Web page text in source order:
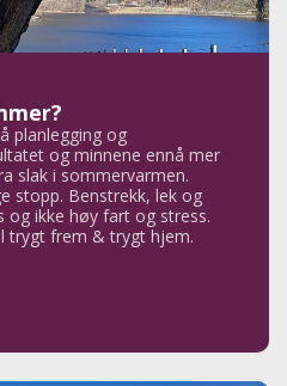
planlegging og
og minnene ennå mer
slak i sommervarmen.
stopp. Benstrekk, lek og
ikke høy fart og stress.
trygt frem & trygt hjem.